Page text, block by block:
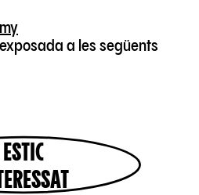
a les següents
ESTIC